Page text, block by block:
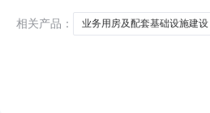
理有限公司招标代理机构联
相关产品：
业务用房及配套基础设施建设